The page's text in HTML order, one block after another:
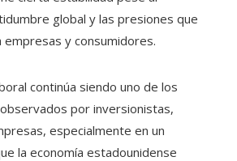
global y las presiones que
empresas y consumidores.
continúa siendo uno de los
por inversionistas,
especialmente en un
la economía estadounidense